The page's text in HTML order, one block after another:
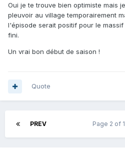
Oui je te trouve bien optimiste mais
pleuvoir au village temporairement
l'épisode serait positif pour le
fini.
Un vrai bon début de saison !
Quote
PREV Page 2 of